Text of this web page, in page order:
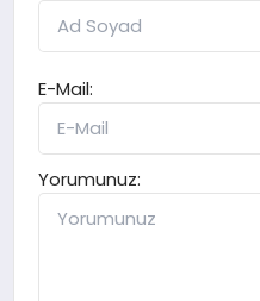
E-Mail:
Yorumunuz: